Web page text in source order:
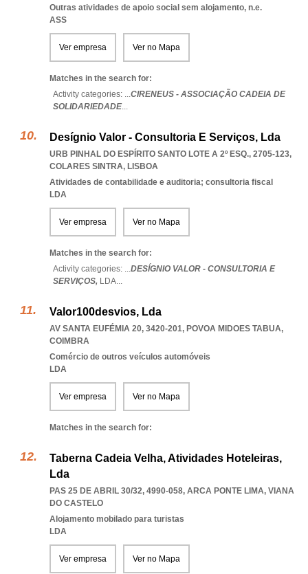
Outras atividades de apoio social sem alojamento, n.e.
ASS
Ver empresa Ver no Mapa
Matches in the search for:
Activity categories: ...CIRENEUS - ASSOCIAÇÃO CADEIA DE
SOLIDARIEDADE...
Desígnio Valor - Consultoria E Serviços, Lda
URB PINHAL DO ESPÍRITO SANTO LOTE A 2º ESQ., 2705-123,
COLARES SINTRA, LISBOA
Atividades de contabilidade e auditoria; consultoria fiscal
LDA
Ver empresa Ver no Mapa
Matches in the search for:
Activity categories: ...DESÍGNIO VALOR - CONSULTORIA E
SERVIÇOS, LDA...
Valor100desvios, Lda
AV SANTA EUFÉMIA 20, 3420-201, POVOA MIDOES TABUA,
COIMBRA
Comércio de outros veículos automóveis
LDA
Ver empresa Ver no Mapa
Matches in the search for:
Taberna Cadeia Velha, Atividades Hoteleiras,
Lda
PAS 25 DE ABRIL 30/32, 4990-058, ARCA PONTE LIMA, VIANA
DO CASTELO
Alojamento mobilado para turistas
LDA
Ver empresa Ver no Mapa